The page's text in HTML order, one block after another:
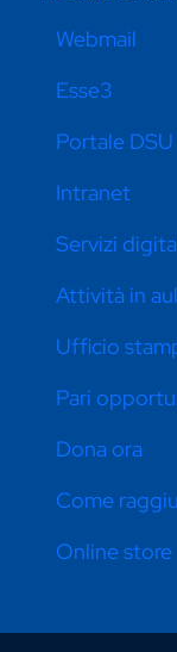
Webmail
Esse3
Portale DSU
Intranet
Servizi
Attività in
Ufficio
Pari
Dona ora
Come
Online store